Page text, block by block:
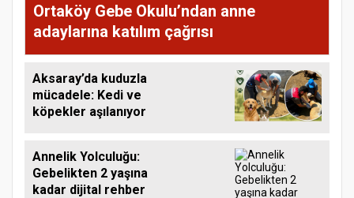
Ortaköy Gebe Okulu’ndan anne
adaylarına katılım çağrısı
Aksaray’da kuduzla
mücadele: Kedi ve
köpekler aşılanıyor
Annelik Yolculuğu:
Gebelikten 2 yaşına
kadar dijital rehber